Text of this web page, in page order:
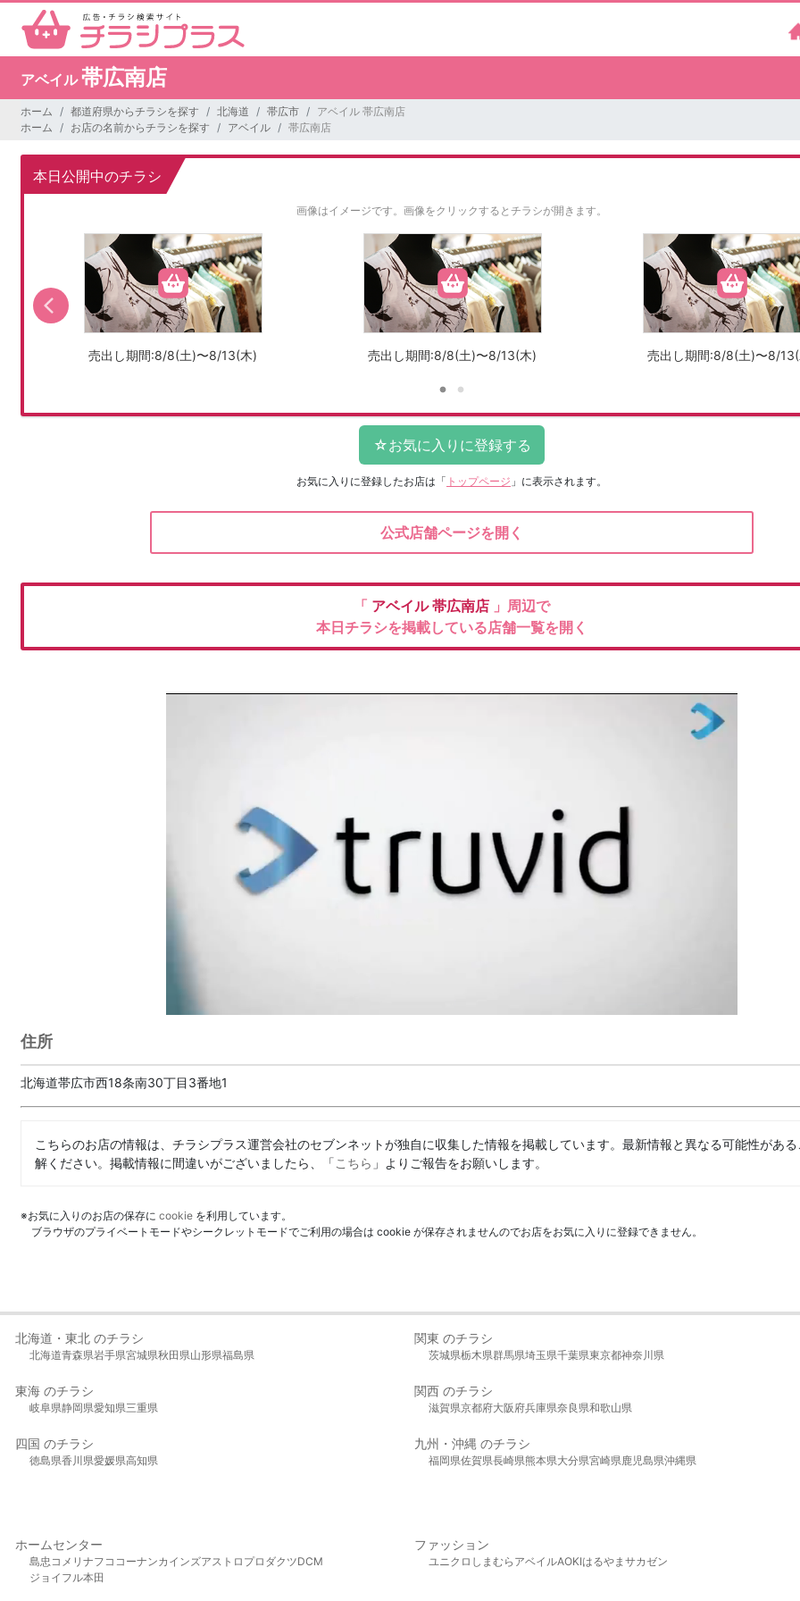
アベイル帯広南店
ホーム 都道府県からチラシを探す 北海道 帯広市
アベイル 帯広南店
ホーム
お店の名前からチラシを探す アベイル 帯広南店
本日公開中のチラシ
画像はイメージです。 画像をクリックするとチラシが開きます。
売出し期間:8/8(土)〜8/13(木) 売出し期間:8/8(土)〜8/13(木) 売出し期間:8/8(土)〜8/
お気に入りに登録したお店は 「 トップページ 」に表示されます。
公式店舗ページを開く
「 アベイル帯広南店 」周辺で
本日チラシを掲載している店舗一覧を開く
住所
北海道帯広市西18条南30丁目3番地1
こちらのお店の情報は、チラシプラス運営会社のセブンネットが独自に収集した情報を掲載しています。最新情報と異なる可能性があ
解ください。掲載情報に間違いがございましたら、「こちら 」よりご報告をお願いします。
※お気に入りのお店の保存に cookie を利用しています。
ブラウザのプライベートモードやシークレットモードでご利用の場合は cookie が保存されませんのでお店をお気に入りに登録できません。
北海道・東北 のチラシ
北海道青森県岩手県宮城県秋田県山形県福島県
関東 のチラシ
茨城県栃木県群馬県埼玉県千葉県東京都神奈川県
東海 のチラシ
岐阜県静岡県愛知県三重県
関西 のチラシ
滋賀県京都府大阪府兵庫県奈良県和歌山県
四国 のチラシ
徳島県香川県愛媛県高知県
九州・沖縄 のチラシ
福岡県佐賀県長崎県熊本県大分県宮崎県鹿児島県沖縄県
ホームセンター
島忠 コメリ ナフコ コーナンカインズアストロプロダクツDCM
ジョイフル本田
ファッション
ユニクロ しまむら アベイルAOKIはるやま サカゼン